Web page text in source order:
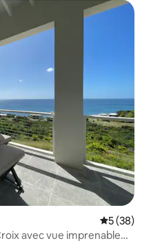
appréciés
5 (38)
avec vue imprenable